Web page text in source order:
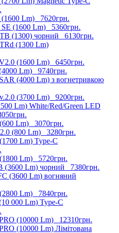
(1600 Lm) 7620грн.
(1600 Lm) 5360грн.
(1300) чорний 6130грн.
(1300 Lm)
(1600 Lm) 6450грн.
Lm) 9740грн.
(4000 Lm) з вогнетривкою
(3700 Lm) 9200грн.
Lm) White/Red/Green LED
Lm) 3070грн.
(800 Lm) 3280грн.
Lm) Type-C
Lm) 5720грн.
(3600 Lm) чорний 7380грн.
(3600 Lm) вогняний
Lm) 7840грн.
000 Lm) Type-C
(10000 Lm) 12310грн.
(10000 Lm) Лімітована